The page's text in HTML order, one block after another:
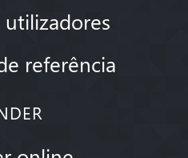
utilizadores
referência